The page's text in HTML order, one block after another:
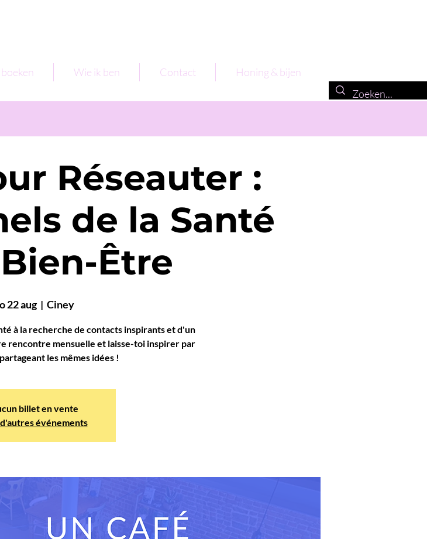
Wie ik ben Contact Honing & bijen
Réseauter :
de la Santé
Être
22 aug
  |
Ciney
à la recherche de contacts inspirants et d'un
rencontre mensuelle et laisse-toi inspirer par
les mêmes idées !
billet en vente
événements